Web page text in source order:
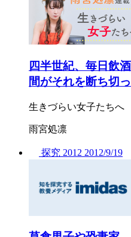
四半世紀、毎日飲
間がそれを断ち切
生きづらい女子たちへ
雨宮処凛
探究 2012 2012/9/19